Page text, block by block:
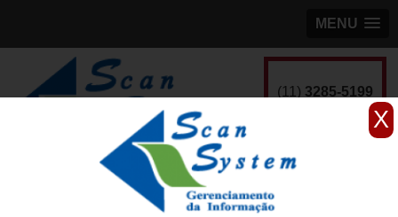
X
MENU
(11) 3285-5199
Scanner para grandes formatos
scanner para grande formato
venda de scanner para desenhos técnicos Aeroporto